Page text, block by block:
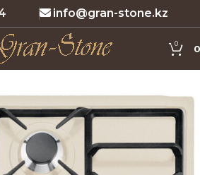
info@gran-stone.kz
0 0